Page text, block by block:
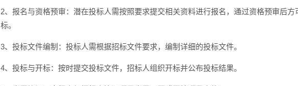
2、报名与资格预审：潜在投标人需按照要求提交相关资料进行报名，通过资格预审后方
标。
3、投标文件编制：投标人需根据招标文件要求，编制详细的投标文件。
4、投标与开标：按时提交投标文件，招标人组织开标并公布投标结果。